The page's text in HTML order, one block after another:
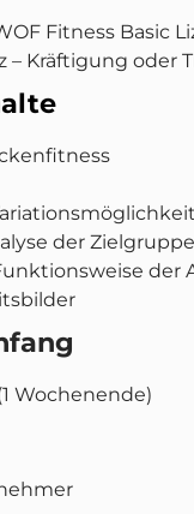
Fitness Basic
– Kräftigung oder
der Zielgruppe
der
Wochenende)